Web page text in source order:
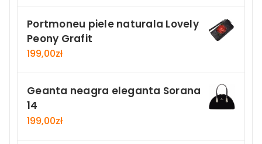
Portmoneu piele naturala Lovely
Peony Grafit
199,00zł
Geanta neagra eleganta Sorana
14
199,00zł